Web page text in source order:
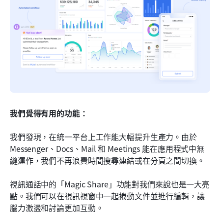
我們覺得有用的功能：
我們發現，在統一平台上工作能大幅提升生產力。由於
Messenger、Docs、Mail 和 Meetings 能在應用程式中無
縫運作，我們不再浪費時間搜尋連結或在分頁之間切換。
視訊通話中的「Magic Share」功能對我們來說也是一大亮
點。我們可以在視訊視窗中一起捲動文件並進行編輯，讓
腦力激盪和討論更加互動。